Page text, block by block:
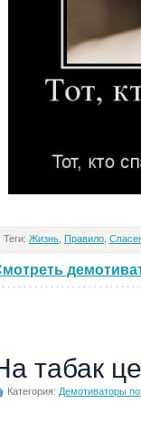
Теги: Жизнь Правило
табак
Категория: Демотиваторы